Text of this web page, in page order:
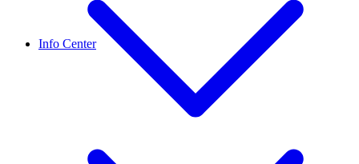
Info Center